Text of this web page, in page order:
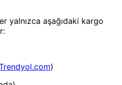
- Yenilik ve hızı keşfedin, işinizi